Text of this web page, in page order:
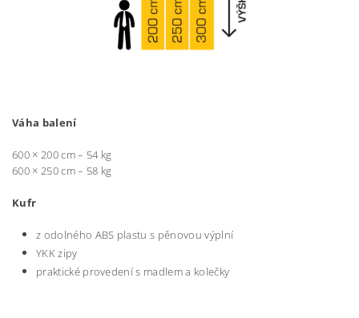
Váha balení
600 × 200 cm – 54 kg
600 × 250 cm – 58 kg
Kufr
z odolného ABS plastu s pěnovou výplní
YKK zipy
praktické provedení s madlem a kolečky